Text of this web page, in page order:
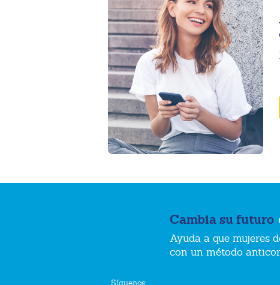
Cambia su futuro
Ayuda a que mujeres
con un método